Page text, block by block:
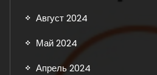
Август 2024
Май 2024
Апрель 2024